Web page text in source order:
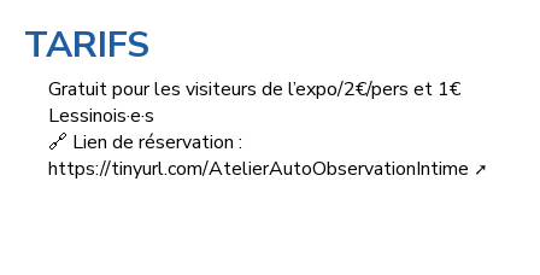
TARIFS
Gratuit pour les visiteurs de l’expo/2€/pers et 1€
Lessinois·e·s
🔗 Lien de réservation :
https://tinyurl.com/AtelierAutoObservationIntime